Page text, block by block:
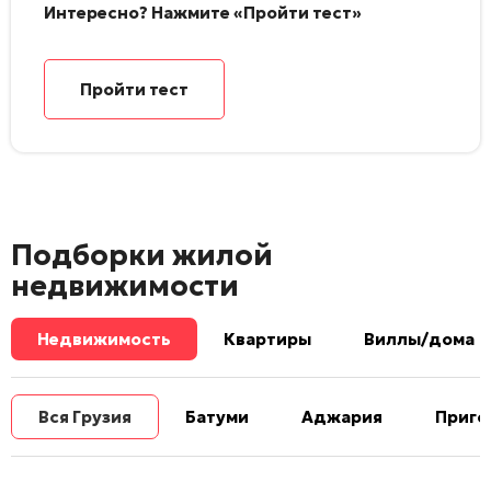
Интересно? Нажмите «Пройти тест»
Пройти тест
Подборки жилой
недвижимости
Недвижимость Квартиры Виллы/дома
Вся Грузия Батуми Аджария